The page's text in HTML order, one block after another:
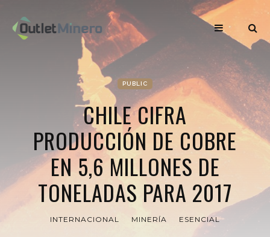
PUBLIC
CHILE CIFRA
PRODUCCIÓN DE COBRE
EN 5,6 MILLONES DE
TONELADAS PARA 2017
INTERNACIONAL MINERÍA ESENCIAL